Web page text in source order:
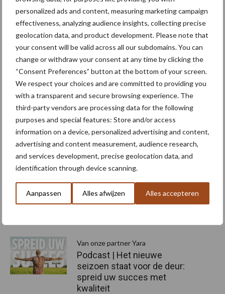
personalized ads and content, measuring marketing campaign
effectiveness, analyzing audience insights, collecting precise
geolocation data, and product development. Please note that
your consent will be valid across all our subdomains. You can
change or withdraw your consent at any time by clicking the
“Consent Preferences” button at the bottom of your screen.
We respect your choices and are committed to providing you
with a transparent and secure browsing experience. The
third-party vendors are processing data for the following
purposes and special features: Store and/or access
information on a device, personalized advertising and content,
advertising and content measurement, audience research,
and services development, precise geolocation data, and
identification through device scanning.
Aanpassen Alles afwijzen Alles accepteren
Bespaar op kosten kalkcompensatie
De keuze van stikstofmeststoffen beïnvloedt in grote mate de
verzuring op uw percelen. Naast dat dit extra kosten met zich
meebrengt om deze verzuring ‘te repareren’, gaat ook uw
meststoffen en plantengroei is nooit te voorkomen, maar wel
blijkt dat nitraatmesttsoffen daarin vaak de beste keuze zijn.
Van onze partner Yara
Podcast | Het nieuwe
seizoen staat voor de deur:
spreid uw succes met
kwaliteit